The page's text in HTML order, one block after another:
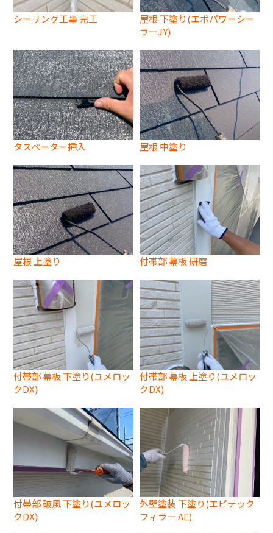
シーリング工事 完工
屋根 下塗り(エポパワーシー
ラーJY)
タスペーター挿入 屋根 中塗り
屋根 上塗り 付帯部 幕板 研磨
付帯部 幕板 下塗り(ユメロッ
クDX)
付帯部 幕板 上塗り(ユメロッ
クDX)
付帯部 破風 下塗り(ユメロッ
クDX)
外壁塗装 下塗り(エピテック
フィラー AE)